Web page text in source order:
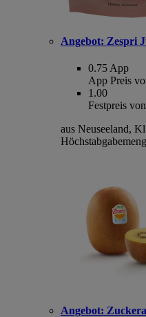
Angebot: Zespri
0.75 App
App Preis
1.00
Festpreis
aus Neuseeland,
Angebot: